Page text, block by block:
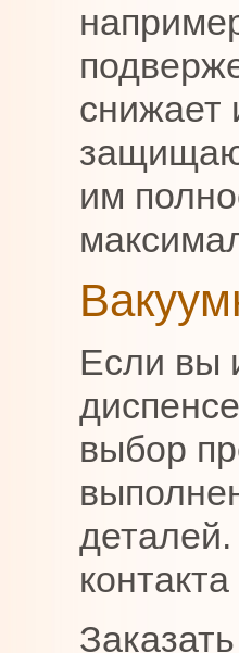
снижает
им
Если вы
выбор